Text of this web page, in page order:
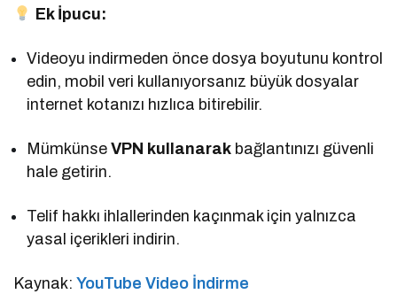
Ek İpucu:
Videoyu indirmeden önce dosya boyutunu kontrol
edin, mobil veri kullanıyorsanız büyük dosyalar
internet kotanızı hızlıca bitirebilir.
MümkünseVPN kullanarak bağlantınızı güvenli
hale getirin.
Telif hakkı ihlallerinden kaçınmak için yalnızca
yasal içerikleri indirin.
Kaynak:YouTube Video İndirme